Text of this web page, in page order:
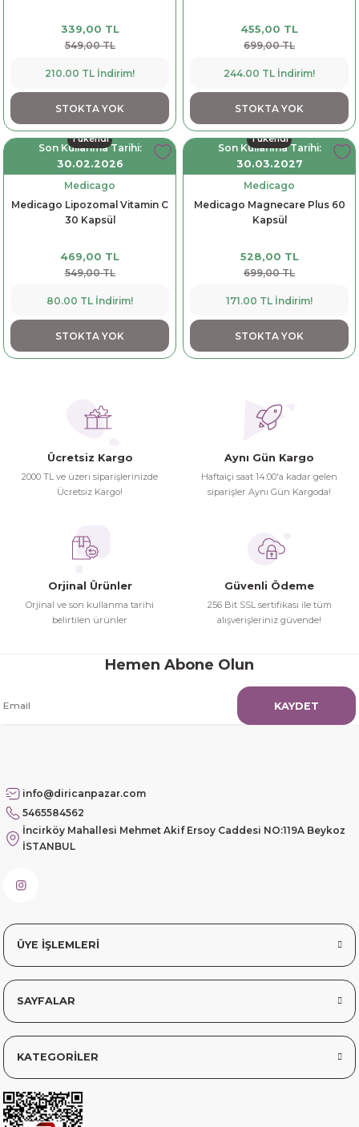
339,00 TL
549,00 TL
210.00 TL İndirim!
STOKTA YOK
455,00 TL
699,00 TL
244.00 TL İndirim!
STOKTA YOK
Tükendi
Son Kullanma Tarihi:
30.02.2026
Medicago
Medicago Lipozomal Vitamin C
30 Kapsül
469,00 TL
549,00 TL
80.00 TL İndirim!
STOKTA YOK
Tükendi
Son Kullanma Tarihi:
30.03.2027
Medicago
Medicago Magnecare Plus 60
Kapsül
528,00 TL
699,00 TL
171.00 TL İndirim!
STOKTA YOK
Ücretsiz Kargo
2000 TL ve üzeri siparişlerinizde
Ücretsiz Kargo!
Aynı Gün Kargo
Haftaiçi saat 14:00'a kadar gelen
siparişler Aynı Gün Kargoda!
Orjinal Ürünler
Orjinal ve son kullanma tarihi
belirtilen ürünler
Güvenli Ödeme
256 Bit SSL sertifikası ile tüm
alışverişleriniz güvende!
Hemen Abone Olun
KAYDET
info@diricanpazar.com
5465584562
İncirköy Mahallesi Mehmet Akif Ersoy Caddesi NO:119A Beykoz
İSTANBUL
ÜYE İŞLEMLERİ
SAYFALAR
KATEGORİLER